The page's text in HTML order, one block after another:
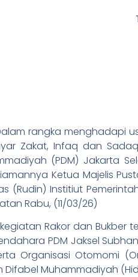
rangka menghadapi
Zakat, Infaq dan
(PDM) Jakarta
Ketua Majelis
(Rudin) Institiut
Rabu, (11/03/26)
Rakor dan Bukber
PDM Jaksel
Organisasi Otomomi
Muhammadiyah